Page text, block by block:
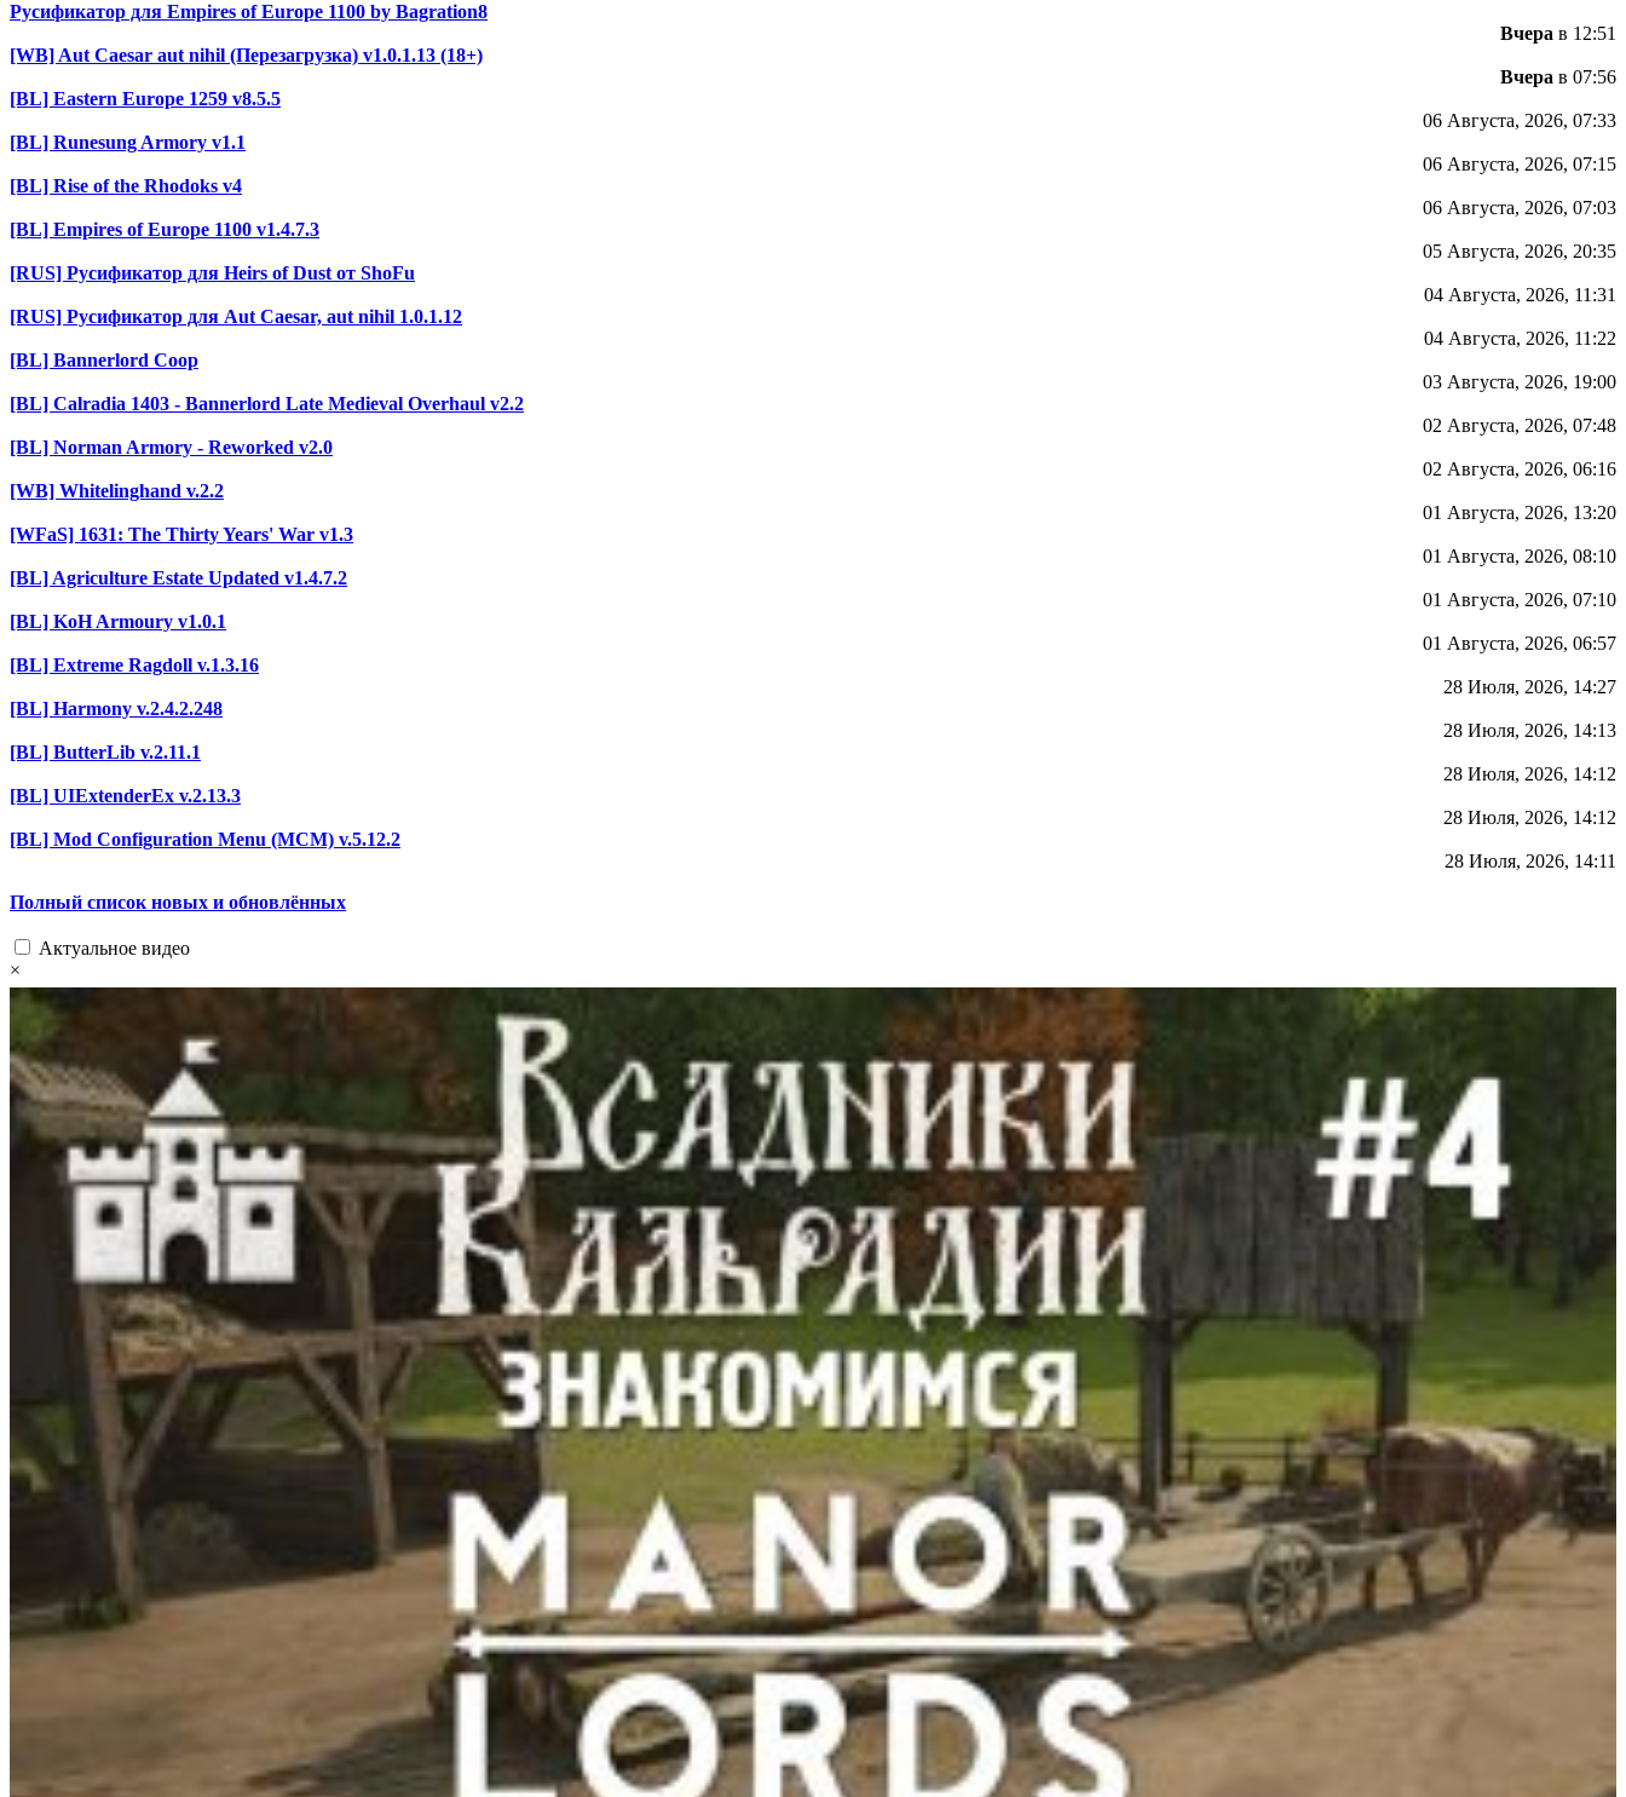
Русификатор для Empires of Europe 1100 by Bagration8
Вчера в 12:51
[WB] Aut Caesar aut nihil (Перезагрузка) v1.0.1.13 (18+)
Вчера в 07:56
[BL] Eastern Europe 1259 v8.5.5
06 Августа, 2026, 07:33
[BL] Runesung Armory v1.1
06 Августа, 2026, 07:15
[BL] Rise of the Rhodoks v4
06 Августа, 2026, 07:03
[BL] Empires of Europe 1100 v1.4.7.3
05 Августа, 2026, 20:35
[RUS] Русификатор для Heirs of Dust от ShoFu
04 Августа, 2026, 11:31
[RUS] Русификатор для Aut Caesar, aut nihil 1.0.1.12
04 Августа, 2026, 11:22
[BL] Bannerlord Coop
03 Августа, 2026, 19:00
[BL] Calradia 1403 - Bannerlord Late Medieval Overhaul v2.2
02 Августа, 2026, 07:48
[BL] Norman Armory - Reworked v2.0
02 Августа, 2026, 06:16
[WB] Whitelinghand v.2.2
01 Августа, 2026, 13:20
[WFaS] 1631: The Thirty Years' War v1.3
01 Августа, 2026, 08:10
[BL] Agriculture Estate Updated v1.4.7.2
01 Августа, 2026, 07:10
[BL] KoH Armoury v1.0.1
01 Августа, 2026, 06:57
[BL] Extreme Ragdoll v.1.3.16
28 Июля, 2026, 14:27
[BL] Harmony v.2.4.2.248
28 Июля, 2026, 14:13
[BL] ButterLib v.2.11.1
28 Июля, 2026, 14:12
[BL] UIExtenderEx v.2.13.3
28 Июля, 2026, 14:12
[BL] Mod Configuration Menu (MCM) v.5.12.2
28 Июля, 2026, 14:11
Полный список новых и обновлённых
Актуальное видео
×